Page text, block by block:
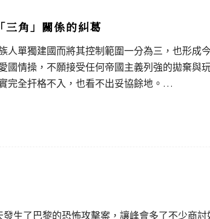
三角」關係的糾葛
人單獨建國而將其控制範圍一分為三，也形成
國情操，不願接受任何帝國主義列強的拋棄與
完全扞格不入，也看不出妥協餘地。…
生了巴黎的恐怖攻擊案，讓峰會多了不少商討